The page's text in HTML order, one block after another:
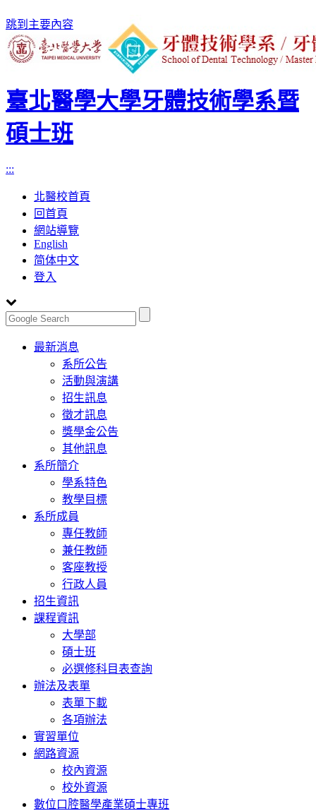
跳到主要內容
臺北醫學大學牙體技術學系暨
碩士班
:::
北醫校首頁
回首頁
網站導覽
English
简体中文
登入
Toggle
navigation
最新消息
系所公告
活動與演講
招生訊息
徵才訊息
獎學金公告
其他訊息
系所簡介
學系特色
教學目標
系所成員
專任教師
兼任教師
客座教授
行政人員
招生資訊
課程資訊
大學部
碩士班
必選修科目表查詢
辦法及表單
表單下載
各項辦法
實習單位
網路資源
校內資源
校外資源
數位口腔醫學產業碩士專班